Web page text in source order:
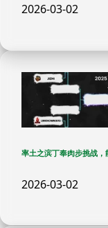
2026-03-02
率土之滨丁奉肉步挑战
2026-03-02